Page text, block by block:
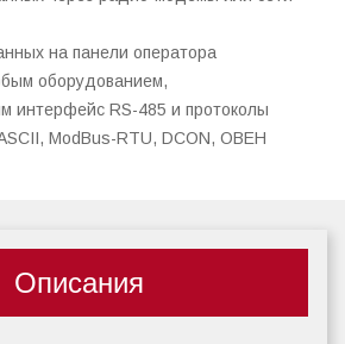
на панели оператора
оборудованием,
интерфейс RS-485 и протоколы
ModBus-RTU, DCON, ОВЕН
Описания